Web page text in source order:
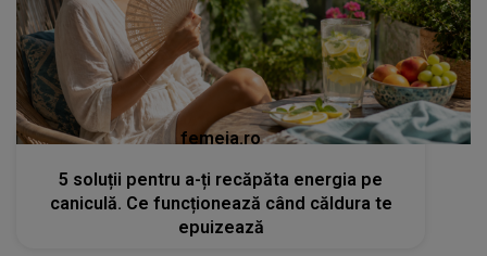
femeia.ro
5 soluții pentru a-ți recăpăta energia pe
caniculă. Ce funcționează când căldura te
epuizează